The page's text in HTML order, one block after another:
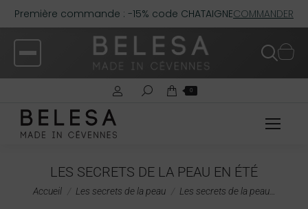
Première commande : -15% code CHATAIGNECOMMANDER
0
LES SECRETS DE LA PEAU EN ÉTÉ
Vous êtes ici :
Accueil Les secrets de la peau Les secrets de la peau…